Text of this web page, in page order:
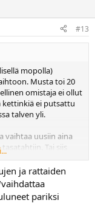
#13
mopolla)
Musta toi 20
omistaja ei ollut
kettinkiä ei putsattu
talven yli.
vaihtaa uusiin aina
Tai siis
Eli vähimmällä
rataspaketin aina
ja rattaiden
pariksi